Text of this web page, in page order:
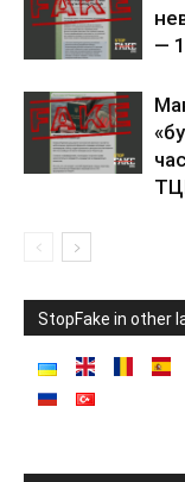
—
StopFake in other